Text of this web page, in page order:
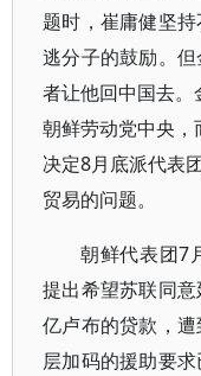
题时，崔庸健坚
逃分子的鼓励。
者让他回中国去。
朝鲜劳动党中央，
决定8月底派代表
贸易的问题。
朝鲜代表团7
提出希望苏联同
亿卢布的贷款，
层加码的援助要